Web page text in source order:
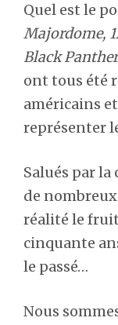
Quel est le
Majordome,
Black Panther
ont tous été
américains
représenter
Salués par
de
réalité le
cinquante
le passé…
Nous